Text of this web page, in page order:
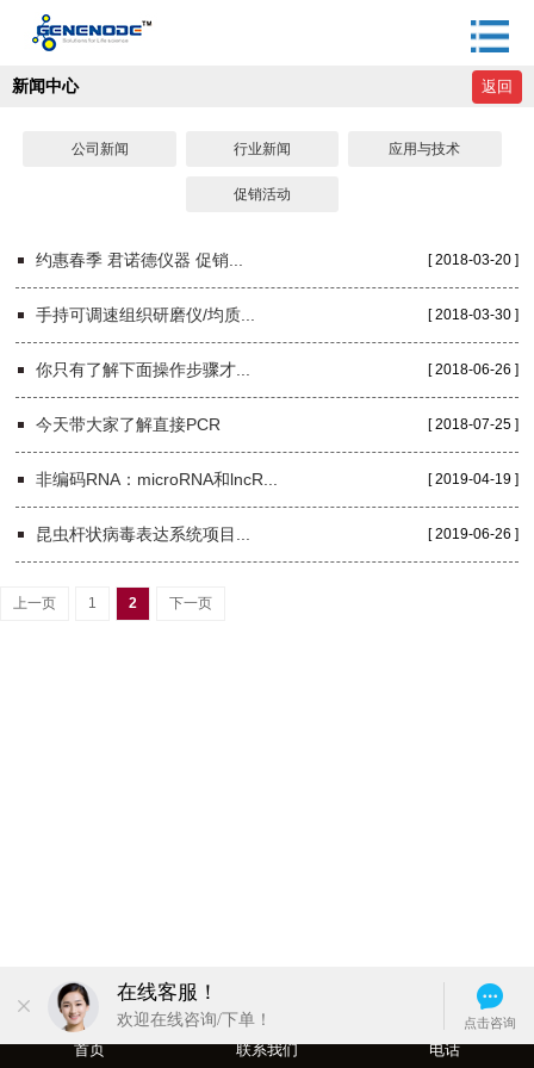
新闻中心 返回
公司新闻 行业新闻 应用与技术
促销活动
[ 2018-03-20 ]
约惠春季 君诺德仪器 促销...
[ 2018-03-30 ]
手持可调速组织研磨仪/均质...
[ 2018-06-26 ]
你只有了解下面操作步骤才...
[ 2018-07-25 ]
今天带大家了解直接PCR
[ 2019-04-19 ]
非编码RNA：microRNA和lncR...
[ 2019-06-26 ]
昆虫杆状病毒表达系统项目...
上一页 1 2 下一页
首页 联系我们 电话